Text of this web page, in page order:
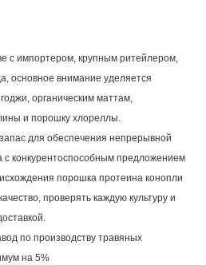
с импортером, крупным ритейлером,
основное внимание уделяется
органическим маттам,
и порошку хлореллы.
для обеспечения непрерывной
с конкурентоспособным предложением
порошка протеина конопли
проверять каждую культуру и
по производству травяных
на 5%